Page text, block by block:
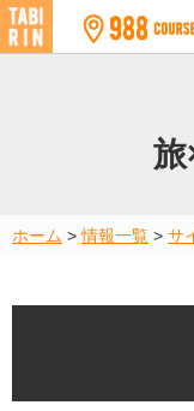
旅
ホーム >情報一覧 > サ